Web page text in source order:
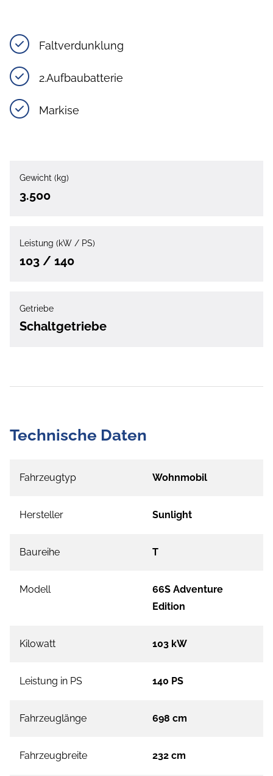
Faltverdunklung
2.Aufbaubatterie
Markise
Gewicht (kg)
3.500
Leistung (kW / PS)
103 / 140
Getriebe
Schaltgetriebe
Technische Daten
Fahrzeugtyp Wohnmobil
Hersteller Sunlight
Baureihe T
Modell
66S Adventure
Edition
Kilowatt 103 kW
Leistung in PS 140 PS
Fahrzeuglänge 698 cm
Fahrzeugbreite 232 cm